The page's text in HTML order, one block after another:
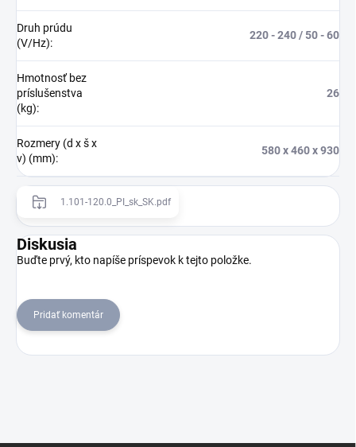
Druh prúdu
(V/Hz):
220 - 240 / 50 - 60
Hmotnosť bez
príslušenstva
(kg):
26
Rozmery (d x š x
v) (mm):
580 x 460 x 930
1.101-120.0_PI_sk_SK.pdf
Diskusia
Buďte prvý, kto napíše príspevok k tejto položke.
Pridať komentár